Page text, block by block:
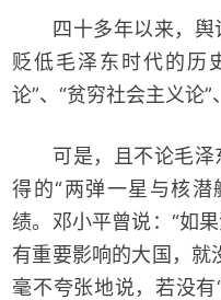
四十多年以来，舆
贬低毛泽东时代的历
论”、“贫穷社会主义论”
可是，且不论毛泽
得的“两弹一星与核
绩。邓小平曾说：“如
有重要影响的大国，就
毫不夸张地说，若没